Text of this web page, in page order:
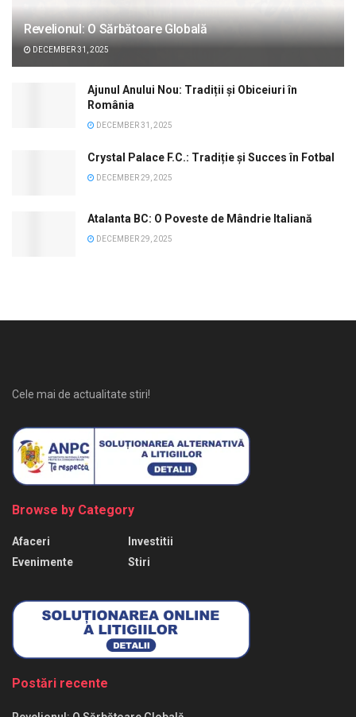
Revelionul: O Sărbătoare Globală
DECEMBER 31, 2025
Ajunul Anului Nou: Tradiții și Obiceiuri în
România
DECEMBER 31, 2025
Crystal Palace F.C.: Tradiție și Succes în Fotbal
DECEMBER 29, 2025
Atalanta BC: O Poveste de Mândrie Italiană
DECEMBER 29, 2025
Cele mai de actualitate stiri!
Browse by Category
Postări recente